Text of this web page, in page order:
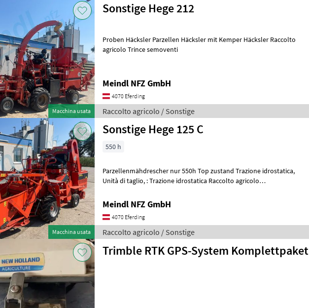
Macchina usata
Sonstige Hege 212
Proben Häcksler Parzellen Häcksler mit Kemper Häcksler Raccolto
agricolo Trince semoventi
Meindl NFZ GmbH
4070 Eferding
Raccolto agricolo / Sonstige
Macchina usata
Sonstige Hege 125 C
550 h
Parzellenmähdrescher nur 550h Top zustand Trazione idrostatica,
Unità di taglio, : Trazione idrostatica Raccolto agricolo
Meindl NFZ GmbH
4070 Eferding
Raccolto agricolo / Sonstige
Trimble RTK GPS-System Komplettpaket